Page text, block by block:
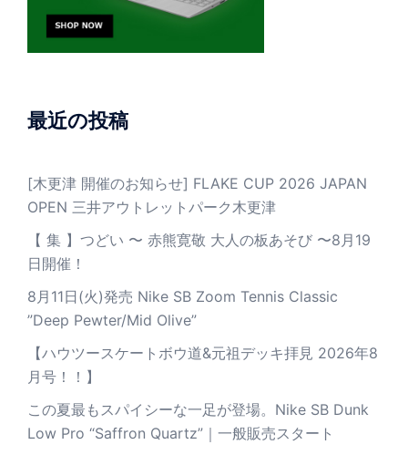
最近の投稿
[木更津 開催のお知らせ] FLAKE CUP 2026 JAPAN
OPEN 三井アウトレットパーク木更津
【 集 】つどい 〜 赤熊寛敬 大人の板あそび 〜8月19
日開催！
8月11日(火)発売 Nike SB Zoom Tennis Classic
”Deep Pewter/Mid Olive”
【ハウツースケートボウ道&元祖デッキ拝見 2026年8
月号！！】
この夏最もスパイシーな一足が登場。Nike SB Dunk
Low Pro “Saffron Quartz”｜一般販売スタート